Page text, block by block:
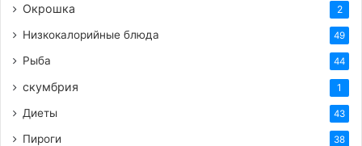
Окрошка 2
Низкокалорийные блюда 49
Рыба 44
скумбрия 1
Диеты 43
Пироги 38